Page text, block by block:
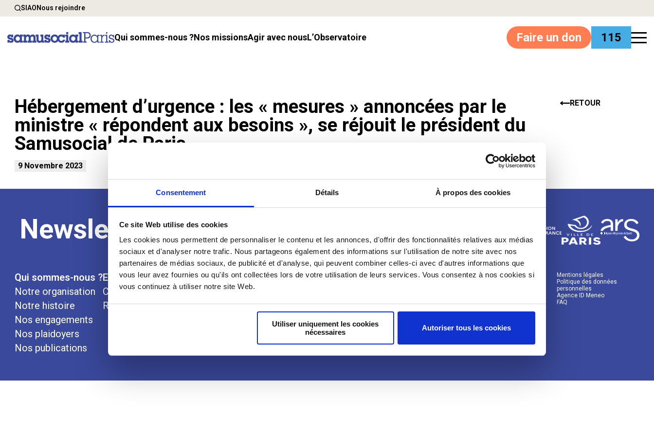
Consentement Détails À propos des cookies
Ce site Web utilise des cookies
Les cookies nous permettent de personnaliser le contenu et les annonces, d'offrir des fonctionnalités relatives aux médias
sociaux et d'analyser notre trafic. Nous partageons également des informations sur l'utilisation de notre site avec nos
partenaires de médias sociaux, de publicité et d'analyse, qui peuvent combiner celles-ci avec d'autres informations que
vous leur avez fournies ou qu'ils ont collectées lors de votre utilisation de leurs services. Vous consentez à nos cookies si
vous continuez à utiliser notre site Web.
Utiliser uniquement les cookies
nécessaires
Autoriser tous les cookies
SIAONous rejoindre
Qui sommes-nous ? Nos missions Agir avec nous l’Observatoire Faire un don 115
Hébergement d’urgence : les « mesures » annoncées par le
ministre « répondent aux besoins », se réjouit le président du
Samusocial de Paris
RETOUR
9 Novembre 2023
Newsletter
Qui sommes-nous ?
Notre organisation
Notre histoire
Nos engagements
Nos plaidoyers
Nos publications
Espace Presse
Communiqués
Revues de presse
Nous rejoindreNous contacterPodcasts
Mentions légales
Politique des données
personnelles
Agence ID Meneo
FAQ